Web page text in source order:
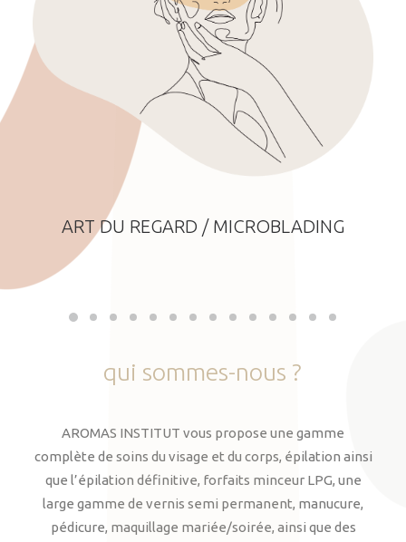
ART DU REGARD / MICROBLADING
qui sommes-nous ?
AROMAS INSTITUT vous propose une gamme
complète de soins du visage et du corps, épilation ainsi
que l’épilation définitive, forfaits minceur LPG, une
large gamme de vernis semi permanent, manucure,
pédicure, maquillage mariée/soirée, ainsi que des